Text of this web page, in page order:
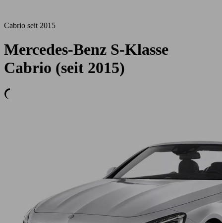
Cabrio seit 2015
Mercedes-Benz S-Klasse
Cabrio (seit 2015)